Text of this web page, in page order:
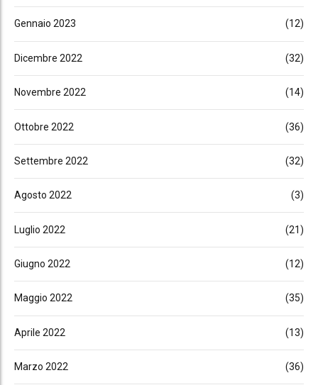
Gennaio 2023 (12)
Dicembre 2022 (32)
Novembre 2022 (14)
Ottobre 2022 (36)
Settembre 2022 (32)
Agosto 2022 (3)
Luglio 2022 (21)
Giugno 2022 (12)
Maggio 2022 (35)
Aprile 2022 (13)
Marzo 2022 (36)